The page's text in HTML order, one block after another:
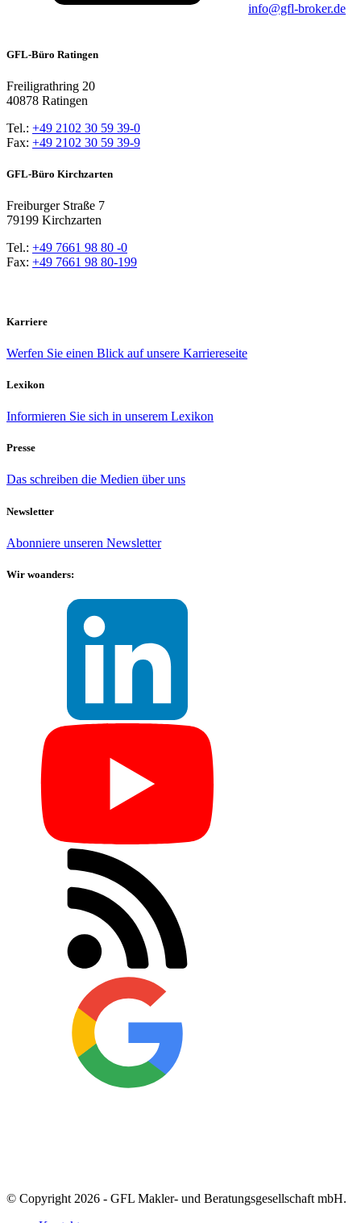
info@gfl-broker.de
GFL-Büro Ratingen
Freiligrathring 20
40878 Ratingen
Tel.: +49 2102 30 59 39-0
Fax: +49 2102 30 59 39-9
GFL-Büro Kirchzarten
Freiburger Straße 7
79199 Kirchzarten
Tel.: +49 7661 98 80 -0
Fax: +49 7661 98 80-199
Karriere
Werfen Sie einen Blick auf unsere Karriereseite
Lexikon
Informieren Sie sich in unserem Lexikon
Presse
Das schreiben die Medien über uns
Newsletter
Abonniere unseren Newsletter
Wir woanders:
© Copyright 2026 - GFL Makler- und Beratungsgesellschaft mbH.